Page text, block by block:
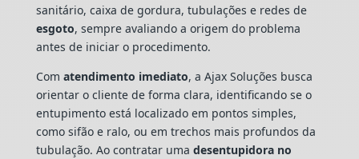
sanitário, caixa de gordura, tubulações e redes de
esgoto, sempre avaliando a origem do problema
antes de iniciar o procedimento.
Com atendimento imediato, a Ajax Soluções busca
orientar o cliente de forma clara, identificando se o
entupimento está localizado em pontos simples,
como sifão e ralo, ou em trechos mais profundos da
tubulação. Ao contratar uma desentupidora no